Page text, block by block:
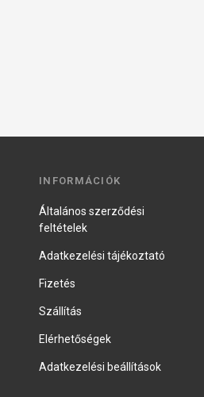
INFORMÁCIÓK
Általános szerződési
feltételek
Adatkezelési tájékoztató
Fizetés
Szállítás
Elérhetőségek
Adatkezelési beállítások